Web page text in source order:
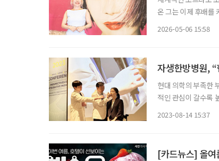
온 그는 이제 후배를 키
2026-05-06 15:58
자생한방병원,
현대 의학의 부족한
적인 관심이 갈수록
2023-08-14 15:37
[카드뉴스] 올